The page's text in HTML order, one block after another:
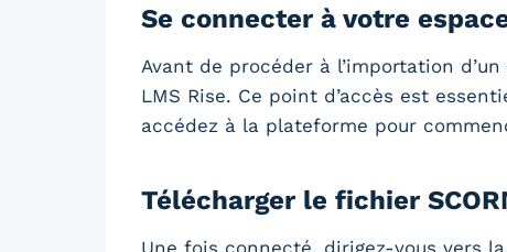
Se connecter à votre
Avant de procéder à l’importation
LMS Rise. Ce point d’accès est
accédez à la plateforme pour
Télécharger le fichier
Une fois connecté, dirigez-vous vers